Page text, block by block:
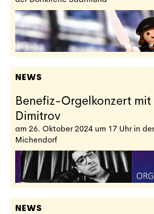
NEWS
Benefiz-Orgelkonzert
Dimitrov
am 26. Oktober 2024 um 17 Uhr in
Michendorf
NEWS